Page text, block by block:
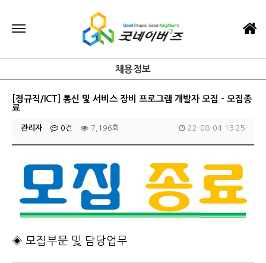
채용정보
[정규직/ICT] 통신 및 서비스 장비 프로그램 개발자 모집 - 모집종
료
관리자 0건 7,196회 22-08-04 13:25
◈ 모집부문 및 담당업무